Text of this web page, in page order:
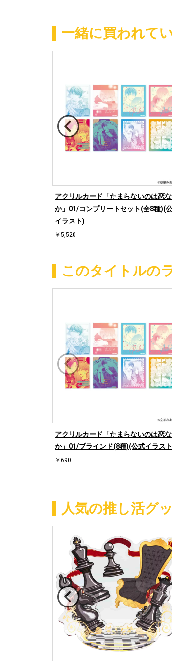
一緒に買われて
アクリルカード「たまらないのは恋
か」01/コンプリートセット(全8種)(
イラスト)
￥5,520
このタイトルの
アクリルカード「たまらないのは恋
か」01/ブラインド(8種)(公式イラス
￥690
人気の推し活グ